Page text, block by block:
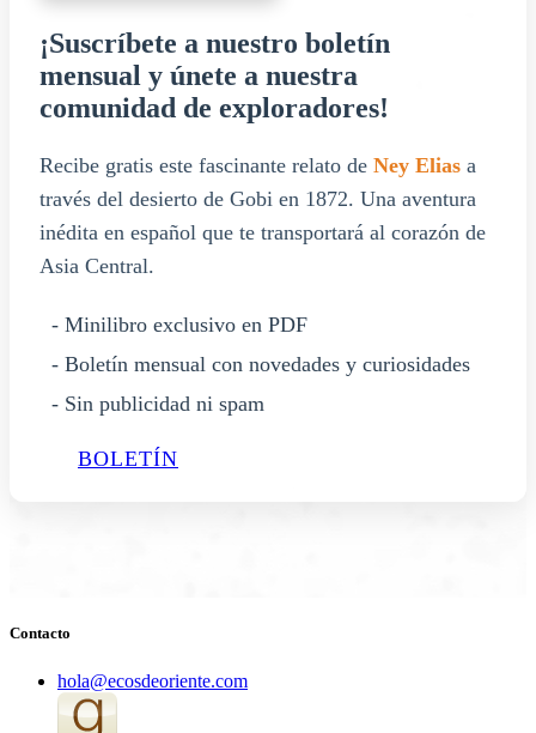
¡Suscríbete a nuestro boletín
mensual y únete a nuestra
comunidad de exploradores!
Recibe gratis este fascinante relato de Ney Elias a
través del desierto de Gobi en 1872. Una aventura
inédita en español que te transportará al corazón de
Asia Central.
- Minilibro exclusivo en PDF
- Boletín mensual con novedades y curiosidades
- Sin publicidad ni spam
BOLETÍN
Contacto
hola@ecosdeoriente.com